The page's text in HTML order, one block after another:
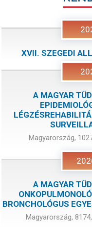
XVII. SZEGEDI
A MAGYAR
Magyarország,
A MAGYAR
BRONCHOLÓGUS
Magyarország,